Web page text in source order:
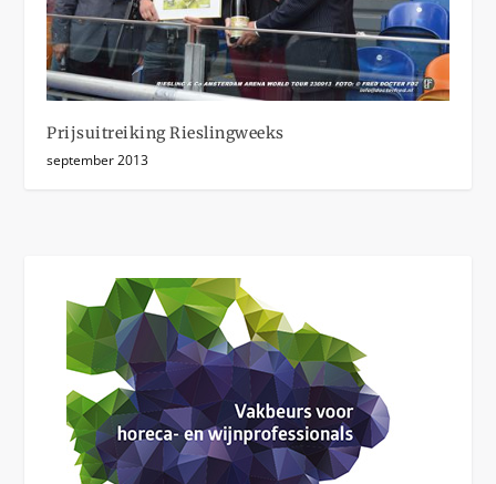
Prijsuitreiking Rieslingweeks
september 2013